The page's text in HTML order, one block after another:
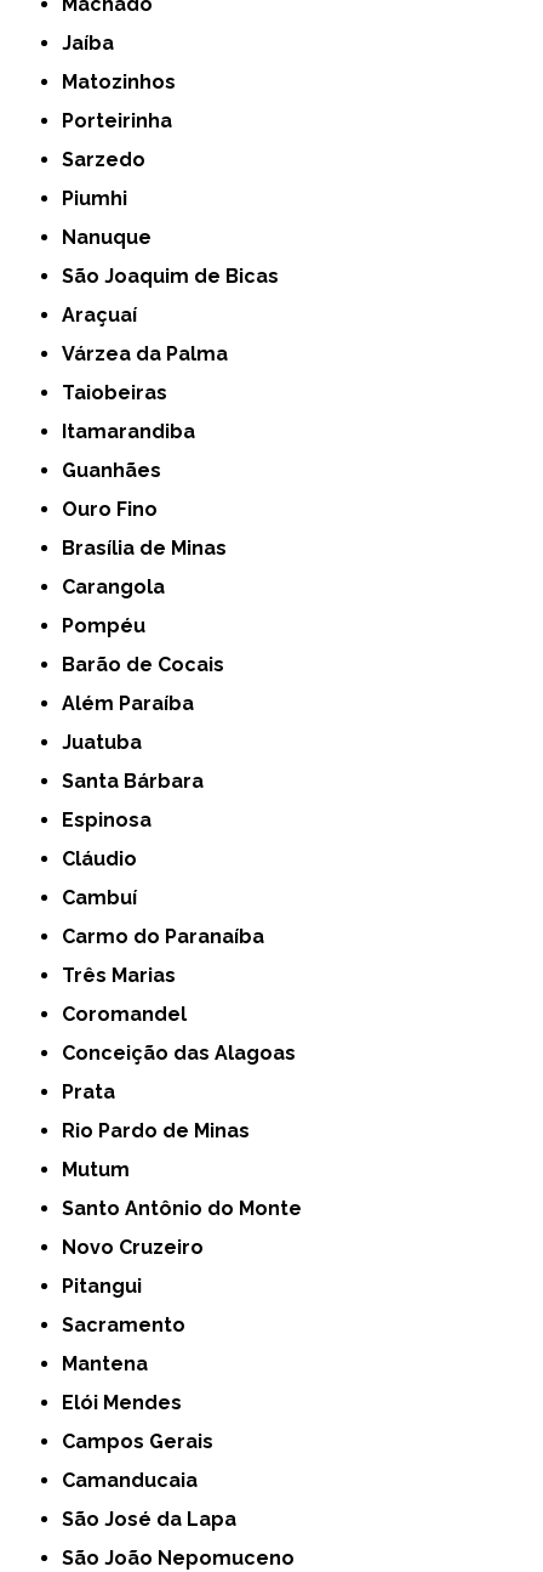
Jaíba
Matozinhos
Porteirinha
Sarzedo
Piumhi
Nanuque
São Joaquim de Bicas
Araçuaí
Várzea da Palma
Taiobeiras
Itamarandiba
Guanhães
Ouro Fino
Brasília de Minas
Carangola
Pompéu
Barão de Cocais
Além Paraíba
Juatuba
Santa Bárbara
Espinosa
Cláudio
Cambuí
Carmo do Paranaíba
Três Marias
Coromandel
Conceição das Alagoas
Prata
Rio Pardo de Minas
Mutum
Santo Antônio do Monte
Novo Cruzeiro
Pitangui
Sacramento
Mantena
Elói Mendes
Campos Gerais
Camanducaia
São José da Lapa
São João Nepomuceno